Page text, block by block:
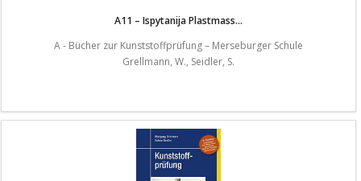
A11 – Ispytanija Plastmass...
A - Bücher zur Kunststoffprüfung – Merseburger Schule
Grellmann, W., Seidler, S.